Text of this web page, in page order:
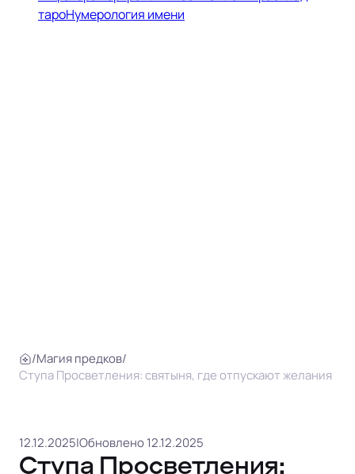
/Магия предков/
Ступа Просветления: святыня, где отпускают желания
12.12.2025|Обновлено 12.12.2025
Ступа Просветления: